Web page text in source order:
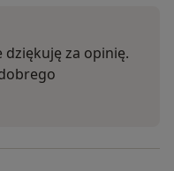
dziękuję za opinię.